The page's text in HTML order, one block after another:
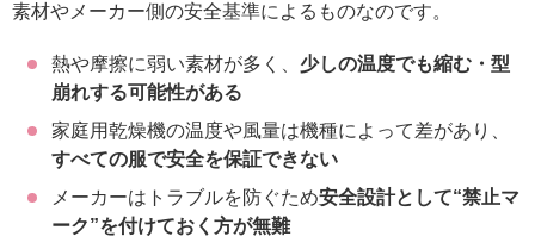
素材やメーカー側の安全基準によるものなのです。
熱や摩擦に弱い素材が多く、 少しの温度でも縮む・型
崩れする可能性がある
家庭用乾燥機の温度や風量は機種によって差があり、
すべての服で安全を保証できない
メーカーはトラブルを防ぐため安全設計として“禁止マ
ーク”を付けておく方が無難